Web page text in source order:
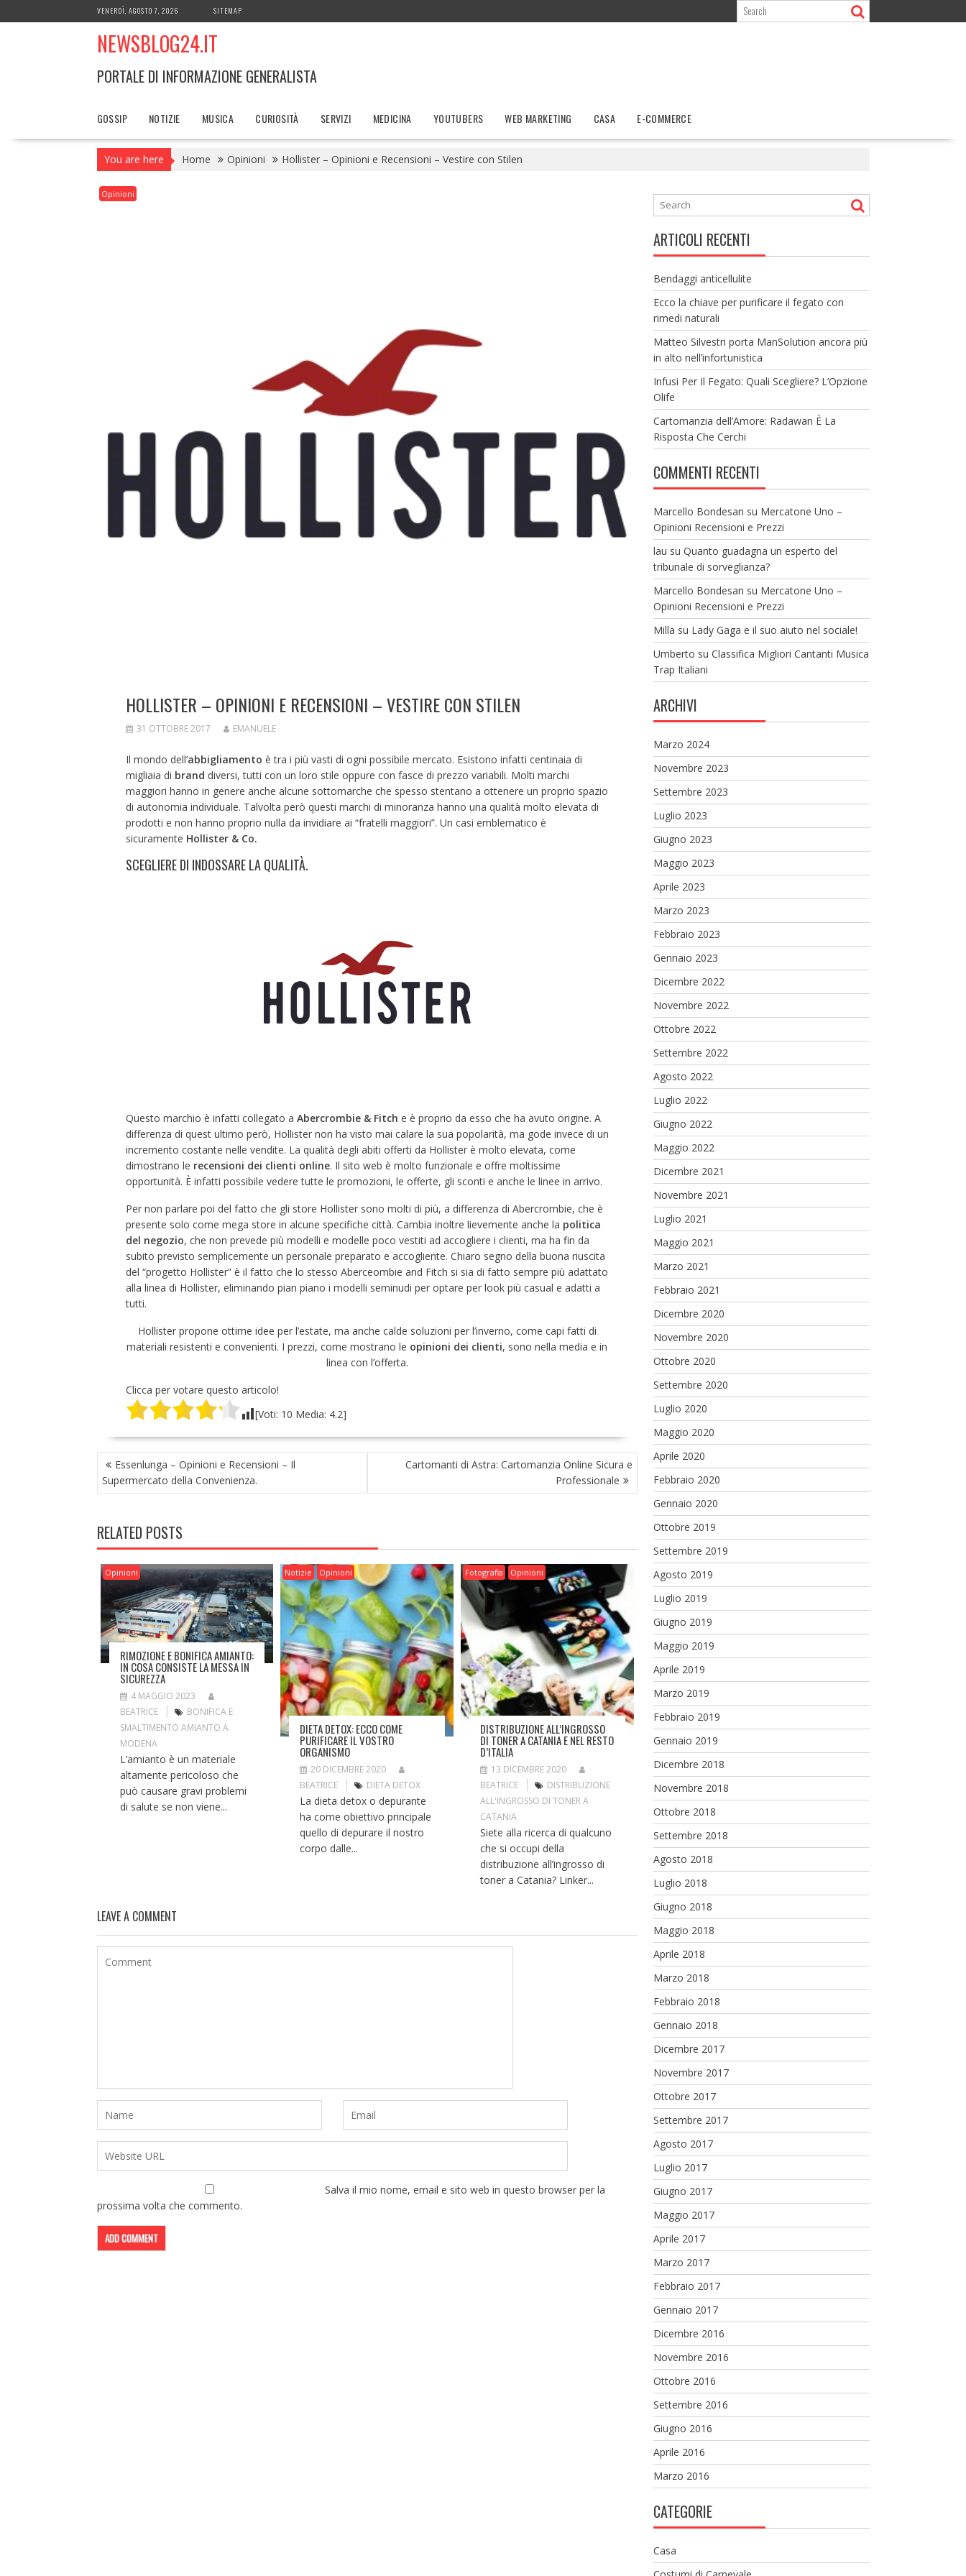
to
VENERDÌ, AGOSTO 7, 2026 SITEMAP
NEWSBLOG24.IT
PORTALE DI INFORMAZIONE GENERALISTA
GOSSIP NOTIZIE MUSICA CURIOSITÀ SERVIZI MEDICINA YOUTUBERS WEB MARKETING CASA E-COMMERCE
You are here Home Opinioni Hollister – Opinioni e Recensioni – Vestire con Stilen
Opinioni
HOLLISTER – OPINIONI E RECENSIONI – VESTIRE CON STILEN
31 OTTOBRE 2017 EMANUELE
Il mondo dell’abbigliamento è tra i più vasti di ogni possibile mercato. Esistono infatti centinaia di
migliaia di brand diversi, tutti con un loro stile oppure con fasce di prezzo variabili. Molti marchi
maggiori hanno in genere anche alcune sottomarche che spesso stentano a ottenere un proprio spazio
di autonomia individuale. Talvolta però questi marchi di minoranza hanno una qualità molto elevata di
prodotti e non hanno proprio nulla da invidiare ai “fratelli maggiori”. Un casi emblematico è
sicuramente Hollister & Co.
SCEGLIERE DI INDOSSARE LA QUALITÀ.
Questo marchio è infatti collegato a Abercrombie & Fitch e è proprio da esso che ha avuto origine. A
differenza di quest ultimo però, Hollister non ha visto mai calare la sua popolarità, ma gode invece di un
incremento costante nelle vendite. La qualità degli abiti offerti da Hollister è molto elevata, come
dimostrano le recensioni dei clienti online. Il sito web è molto funzionale e offre moltissime
opportunità. È infatti possibile vedere tutte le promozioni, le offerte, gli sconti e anche le linee in arrivo.
Per non parlare poi del fatto che gli store Hollister sono molti di più, a differenza di Abercrombie, che è
presente solo come mega store in alcune specifiche città. Cambia inoltre lievemente anche la politica
del negozio, che non prevede più modelli e modelle poco vestiti ad accogliere i clienti, ma ha fin da
subito previsto semplicemente un personale preparato e accogliente. Chiaro segno della buona riuscita
del “progetto Hollister” è il fatto che lo stesso Aberceombie and Fitch si sia di fatto sempre più adattato
alla linea di Hollister, eliminando pian piano i modelli seminudi per optare per look più casual e adatti a
tutti.
Hollister propone ottime idee per l’estate, ma anche calde soluzioni per l’inverno, come capi fatti di
materiali resistenti e convenienti. I prezzi, come mostrano le opinioni dei clienti, sono nella media e in
linea con l’offerta.
Clicca per votare questo articolo!
[Voti: 10 Media: 4.2]
NAVIGAZIONE
ARTICOLI
Essenlunga – Opinioni e Recensioni – Il
Supermercato della Convenienza.
Cartomanti di Astra: Cartomanzia Online Sicura e
Professionale
RELATED POSTS
Opinioni
RIMOZIONE E BONIFICA AMIANTO:
IN COSA CONSISTE LA MESSA IN
SICUREZZA
4 MAGGIO 2023
BEATRICE
BONIFICA E
SMALTIMENTO AMIANTO A
MODENA
L’amianto è un materiale
altamente pericoloso che
può causare gravi problemi
di salute se non viene...
Notizie Opinioni
DIETA DETOX: ECCO COME
PURIFICARE IL VOSTRO
ORGANISMO
20 DICEMBRE 2020
BEATRICE
DIETA DETOX
La dieta detox o depurante
ha come obiettivo principale
quello di depurare il nostro
corpo dalle...
Fotografia Opinioni
DISTRIBUZIONE ALL’INGROSSO
DI TONER A CATANIA E NEL RESTO
D’ITALIA
13 DICEMBRE 2020
BEATRICE
DISTRIBUZIONE
ALL'INGROSSO DI TONER A
CATANIA
Siete alla ricerca di qualcuno
che si occupi della
distribuzione all’ingrosso di
toner a Catania? Linker...
LEAVE A COMMENT
Salva il mio nome, email e sito web in questo browser per la
prossima volta che commento.
ARTICOLI RECENTI
Bendaggi anticellulite
Ecco la chiave per purificare il fegato con
rimedi naturali
Matteo Silvestri porta ManSolution ancora più
in alto nell’infortunistica
Infusi Per Il Fegato: Quali Scegliere? L’Opzione
Olife
Cartomanzia dell’Amore: Radawan È La
Risposta Che Cerchi
COMMENTI RECENTI
Marcello Bondesan su Mercatone Uno –
Opinioni Recensioni e Prezzi
lau su Quanto guadagna un esperto del
tribunale di sorveglianza?
Marcello Bondesan su Mercatone Uno –
Opinioni Recensioni e Prezzi
Milla su Lady Gaga e il suo aiuto nel sociale!
Umberto su Classifica Migliori Cantanti Musica
Trap Italiani
ARCHIVI
Marzo 2024
Novembre 2023
Settembre 2023
Luglio 2023
Giugno 2023
Maggio 2023
Aprile 2023
Marzo 2023
Febbraio 2023
Gennaio 2023
Dicembre 2022
Novembre 2022
Ottobre 2022
Settembre 2022
Agosto 2022
Luglio 2022
Giugno 2022
Maggio 2022
Dicembre 2021
Novembre 2021
Luglio 2021
Maggio 2021
Marzo 2021
Febbraio 2021
Dicembre 2020
Novembre 2020
Ottobre 2020
Settembre 2020
Luglio 2020
Maggio 2020
Aprile 2020
Febbraio 2020
Gennaio 2020
Ottobre 2019
Settembre 2019
Agosto 2019
Luglio 2019
Giugno 2019
Maggio 2019
Aprile 2019
Marzo 2019
Febbraio 2019
Gennaio 2019
Dicembre 2018
Novembre 2018
Ottobre 2018
Settembre 2018
Agosto 2018
Luglio 2018
Giugno 2018
Maggio 2018
Aprile 2018
Marzo 2018
Febbraio 2018
Gennaio 2018
Dicembre 2017
Novembre 2017
Ottobre 2017
Settembre 2017
Agosto 2017
Luglio 2017
Giugno 2017
Maggio 2017
Aprile 2017
Marzo 2017
Febbraio 2017
Gennaio 2017
Dicembre 2016
Novembre 2016
Ottobre 2016
Settembre 2016
Giugno 2016
Aprile 2016
Marzo 2016
CATEGORIE
Casa